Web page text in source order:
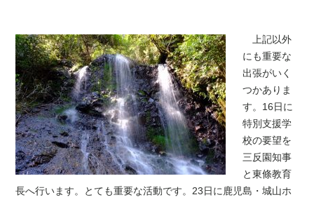
上記以外
にも重要な
出張がいく
つかありま
す。16日に
特別支援学
校の要望を
三反園知事
と東條教育
長へ行います。とても重要な活動です。23日に鹿児島・城山ホ